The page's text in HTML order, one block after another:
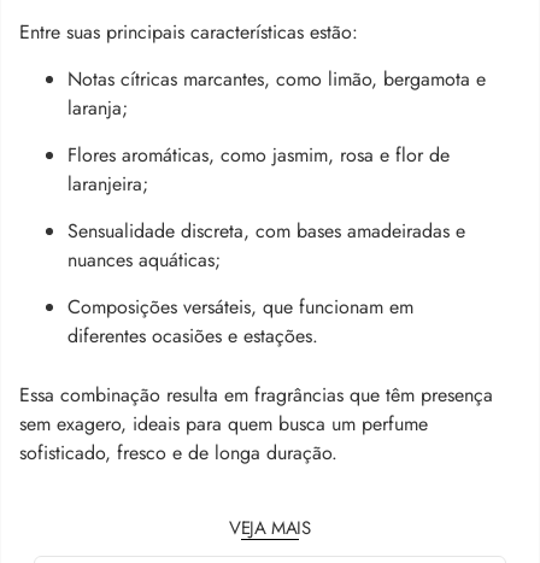
Entre suas principais características estão:
Notas cítricas marcantes, como limão, bergamota e
laranja;
Flores aromáticas, como jasmim, rosa e flor de
laranjeira;
Sensualidade discreta, com bases amadeiradas e
nuances aquáticas;
Composições versáteis, que funcionam em
diferentes ocasiões e estações.
Essa combinação resulta em fragrâncias que têm presença
sem exagero, ideais para quem busca um perfume
sofisticado, fresco e de longa duração.
VEJA MAIS